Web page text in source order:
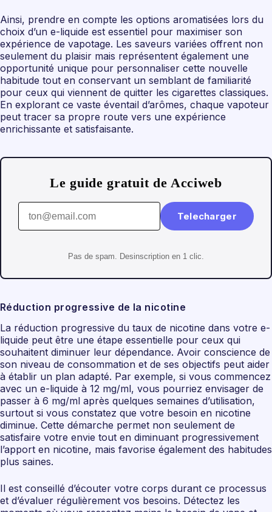
Ainsi, prendre en compte les options aromatisées lors du
choix d’un e-liquide est essentiel pour maximiser son
expérience de vapotage. Les saveurs variées offrent non
seulement du plaisir mais représentent également une
opportunité unique pour personnaliser cette nouvelle
habitude tout en conservant un semblant de familiarité
pour ceux qui viennent de quitter les cigarettes classiques.
En explorant ce vaste éventail d’arômes, chaque vapoteur
peut tracer sa propre route vers une expérience
enrichissante et satisfaisante.
Le guide gratuit de Acciweb
Telecharger
Pas de spam. Desinscription en 1 clic.
Réduction progressive de la nicotine
La réduction progressive du taux de nicotine dans votre e-
liquide peut être une étape essentielle pour ceux qui
souhaitent diminuer leur dépendance. Avoir conscience de
son niveau de consommation et de ses objectifs peut aider
à établir un plan adapté. Par exemple, si vous commencez
avec un e-liquide à 12 mg/ml, vous pourriez envisager de
passer à 6 mg/ml après quelques semaines d’utilisation,
surtout si vous constatez que votre besoin en nicotine
diminue. Cette démarche permet non seulement de
satisfaire votre envie tout en diminuant progressivement
l’apport en nicotine, mais favorise également des habitudes
plus saines.
Il est conseillé d’écouter votre corps durant ce processus
et d’évaluer régulièrement vos besoins. Détectez les